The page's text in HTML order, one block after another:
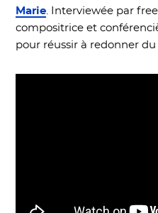
Marie. Interviewée par
compositrice et
pour réussir à redonner du